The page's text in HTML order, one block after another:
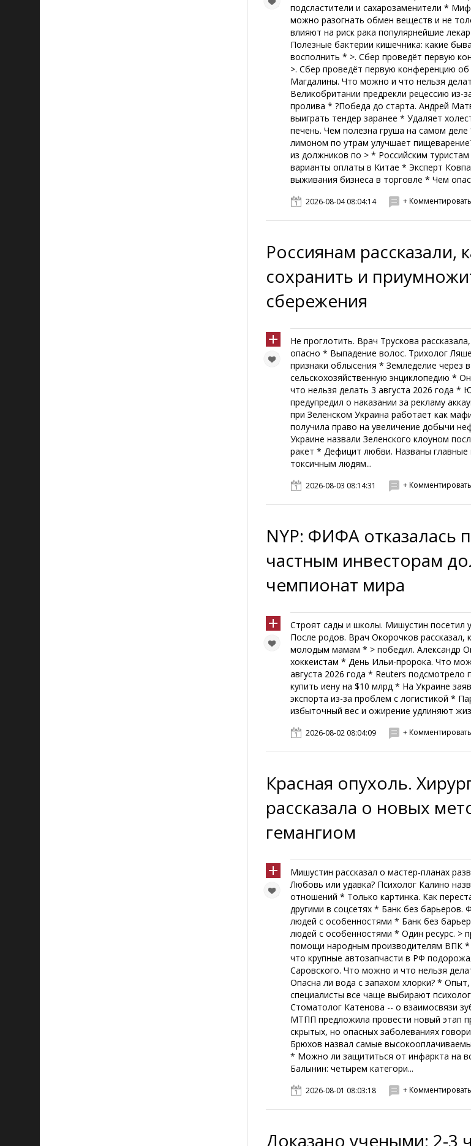
подсластители и сахарозаменители *
можно разогнать обмен веществ и не
влияют на риск рака популярнейшие
Полезные бактерии кишечника: какие
восполнить * >. Сбер проведёт первую
>. Сбер проведёт первую конференцию
Магдалины. Что можно и что нельзя
Великобритании предрекли рецессию из-
пролива * ?Победа до старта. Андрей
выиграть тендер заранее * Удаляет
печень. Чем полезна груша на самом
лимоном по утрам улучшает
из должников по > * Российским
варианты оплаты в Китае * Эксперт
выживания бизнеса в торговле * Чем
2026-08-04 08:04:14 + Комментировать
Россиянам рассказали,
сохранить и
сбережения
Не проглотить. Врач Трускова
опасно * Выпадение волос. Трихолог
признаки облысения * Земледелие через
сельскохозяйственную энциклопедию *
что нельзя делать 3 августа 2026 года *
предупредил о наказании за рекламу
при Зеленском Украина работает как
получила право на увеличение добычи
Украине назвали Зеленского клоуном
ракет * Дефицит любви. Названы главные
токсичным людям...
2026-08-03 08:14:31 + Комментировать
NYP: ФИФА отказалась
частным инвесторам
чемпионат мира
Строят сады и школы. Мишустин посетил
После родов. Врач Окорочков рассказал,
молодым мамам * > победил. Александр
хоккеистам * День Ильи-пророка. Что
августа 2026 года * Reuters
купить иену на $10 млрд * На Украине
экспорта из-за проблем с логистикой *
избыточный вес и ожирение удлиняют
2026-08-02 08:04:09 + Комментировать
Красная опухоль.
рассказала о новых
гемангиом
Мишустин рассказал о мастер-планах
Любовь или удавка? Психолог Калино
отношений * Только картинка. Как
другими в соцсетях * Банк без барьеров.
людей с особенностями * Банк без
людей с особенностями * Один ресурс. >
помощи народным производителям ВПК *
что крупные автозапчасти в РФ
Саровского. Что можно и что нельзя
Опасна ли вода с запахом хлорки? *
специалисты все чаще выбирают
Стоматолог Катенова -- о взаимосвязи
МТПП предложила провести новый этап
скрытых, но опасных заболеваниях
Брюхов назвал самые
* Можно ли защититься от инфаркта на
Балынин: четырем категори...
2026-08-01 08:03:18 + Комментировать
Доказано учеными: 2-3